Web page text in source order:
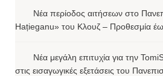
Νέα περίοδος αιτήσεων στο
Hațieganu» του Κλουζ – Προθεσμία
Νέα μεγάλη επιτυχία για την
στις εισαγωγικές εξετάσεις του